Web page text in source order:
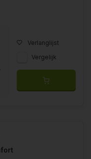
Verlanglijst
Vergelijk